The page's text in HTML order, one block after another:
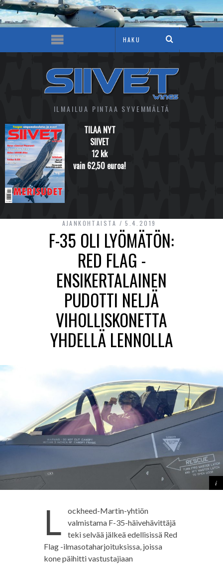
ILMAILUA PINTAA SYVEMMÄLTÄ
TILAA NYT
SIIVET
12 kk
vain 62,50 euroa!
AJANKOHTAISTA 5.4.2019
F-35 OLI LYÖMÄTÖN:
RED FLAG -
ENSIKERTALAINEN
PUDOTTI NELJÄ
VIHOLLISKONETTA
YHDELLÄ LENNOLLA
L
ockheed-Martin-yhtiön
valmistama F-35-häivehävittäjä
teki selvää jälkeä edellisissä Red
Flag -ilmasotaharjoituksissa, joissa
kone päihitti vastustajiaan